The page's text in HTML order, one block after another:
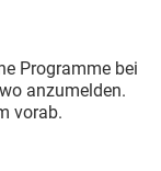
Programme bei
anzumelden.
vorab.